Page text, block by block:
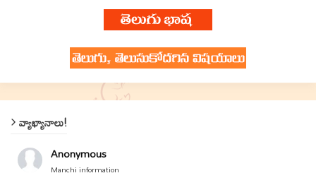
వ్యాఖ్యానాలు!
Anonymous
Manchi information